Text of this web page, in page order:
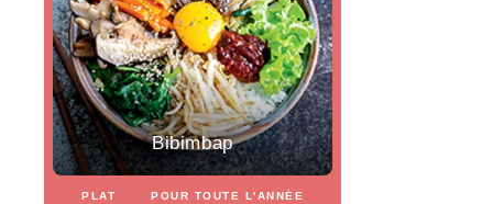
Bibimbap
PLAT POUR TOUTE L'ANNÉE